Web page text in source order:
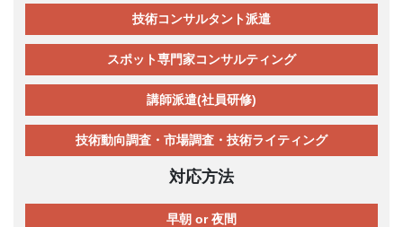
技術コンサルタント派遣
スポット専門家コンサルティング
講師派遣(社員研修)
技術動向調査・市場調査・技術ライティング
対応方法
早朝 or 夜間